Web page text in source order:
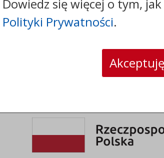
skrytka
/umwloclawek/
Dowiedz się więcej o tym,
Polityki Prywatności.